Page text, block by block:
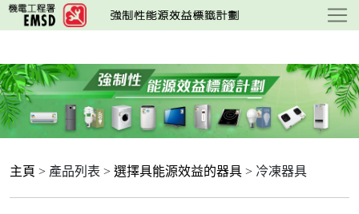
跳
至
要
內
容
主頁 > 產品列表 > 選擇具能源效益的器具 > 冷凍器具